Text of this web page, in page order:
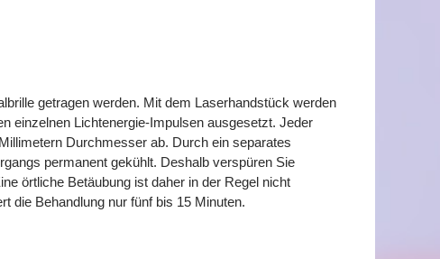
getragen werden. Mit dem Laserhandstück werden
einzelnen Lichtenergie-Impulsen ausgesetzt. Jeder
Durchmesser ab. Durch ein separates
permanent gekühlt. Deshalb verspüren Sie
örtliche Betäubung ist daher in der Regel nicht
die Behandlung nur fünf bis 15 Minuten.